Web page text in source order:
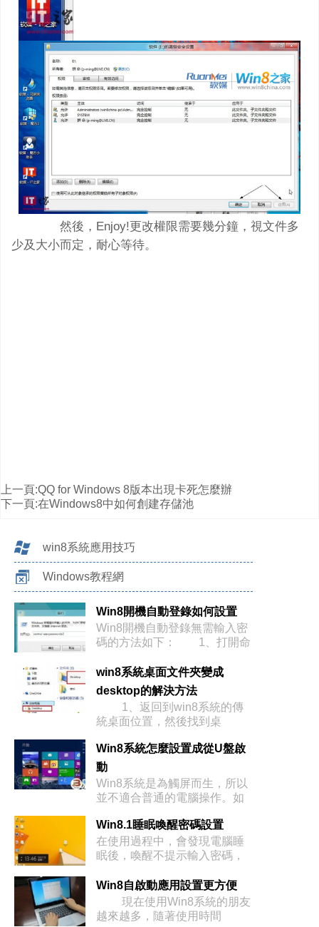
然後，Enjoy!更改權限需要幾分鐘，視文件多
少及大小而定，耐心等待。
上一頁:QQ for Windows 8版本出現卡死怎麼辦
下一頁:在Windows8中如何創建存儲池
win8系統應用技巧
Windows教程網
Win8開機自動登錄如何設置
Win8開機自動登錄無需輸入密
碼的方法如下： 1、打開命
win8系統桌面文件夾變成
desktop的解決方法
1、返回到win8系統的傳
統桌面位置，然後找到桌
Win8系統怎麼設置成從U盤啟
動
Win8系統是為觸屏而生，所以
並不適合普通的電腦操作。如
Win8.1睡眠喚醒密碼設置
在使用過程中，會發現電腦睡
眠後，喚醒不提示輸入密碼，
Win8自啟動應用設置更方便
現在使用Win8系統的朋友
越來越多，隨著使用時間